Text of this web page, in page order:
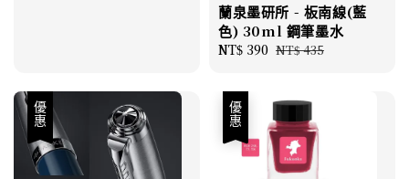
蘭泉墨研所 - 板南線(藍
色) 30ml 鋼筆墨水
Sale
NT$ 390 Regular
NT$ 435
優惠 優惠